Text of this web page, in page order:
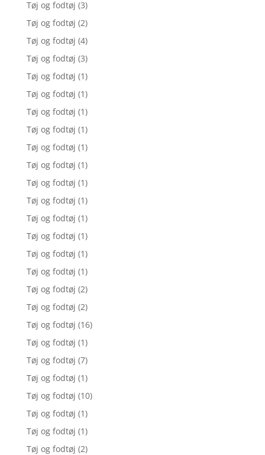
Tøj og fodtøj (3)
Tøj og fodtøj (2)
Tøj og fodtøj (4)
Tøj og fodtøj (3)
Tøj og fodtøj (1)
Tøj og fodtøj (1)
Tøj og fodtøj (1)
Tøj og fodtøj (1)
Tøj og fodtøj (1)
Tøj og fodtøj (1)
Tøj og fodtøj (1)
Tøj og fodtøj (1)
Tøj og fodtøj (1)
Tøj og fodtøj (1)
Tøj og fodtøj (1)
Tøj og fodtøj (1)
Tøj og fodtøj (2)
Tøj og fodtøj (2)
Tøj og fodtøj (16)
Tøj og fodtøj (1)
Tøj og fodtøj (7)
Tøj og fodtøj (1)
Tøj og fodtøj (10)
Tøj og fodtøj (1)
Tøj og fodtøj (1)
Tøj og fodtøj (2)